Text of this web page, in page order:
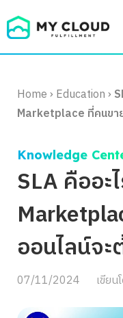
to
Home› Education›
Marketplace ที่คนขา
Knowledge
SLA คืออะ
ออนไลน์จ
07/11/2024 เขียน